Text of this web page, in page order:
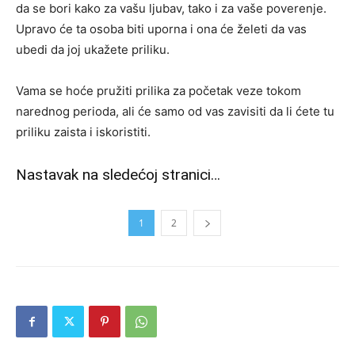
da se bori kako za vašu ljubav, tako i za vaše poverenje.
Upravo će ta osoba biti uporna i ona će želeti da vas
ubedi da joj ukažete priliku.
Vama se hoće pružiti prilika za početak veze tokom
narednog perioda, ali će samo od vas zavisiti da li ćete tu
priliku zaista i iskoristiti.
Nastavak na sledećoj stranici…
1 2